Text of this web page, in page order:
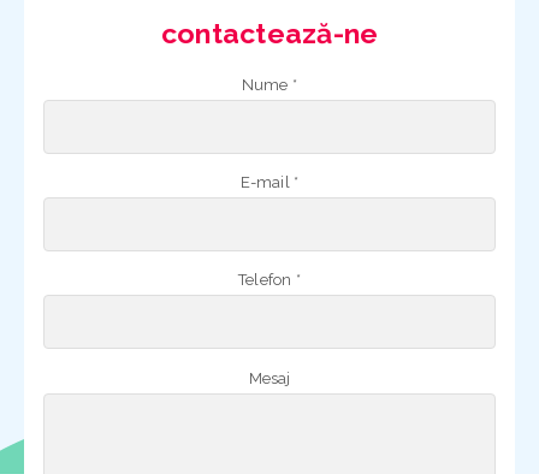
contactează-ne
Nume *
E-mail *
Telefon *
Mesaj